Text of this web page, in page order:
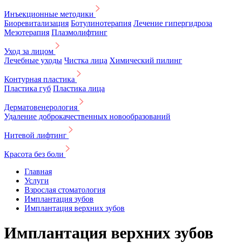
Инъекционные методики
Биоревитализация Ботулинотерапия Лечение гипергидроза
Мезотерапия Плазмолифтинг
Уход за лицом
Лечебные уходы Чистка лица Химический пилинг
Контурная пластика
Пластика губ Пластика лица
Дерматовенерология
Удаление доброкачественных новообразований
Нитевой лифтинг
Красота без боли
Главная
Услуги
Взрослая стоматология
Имплантация зубов
Имплантация верхних зубов
Имплантация верхних зубов